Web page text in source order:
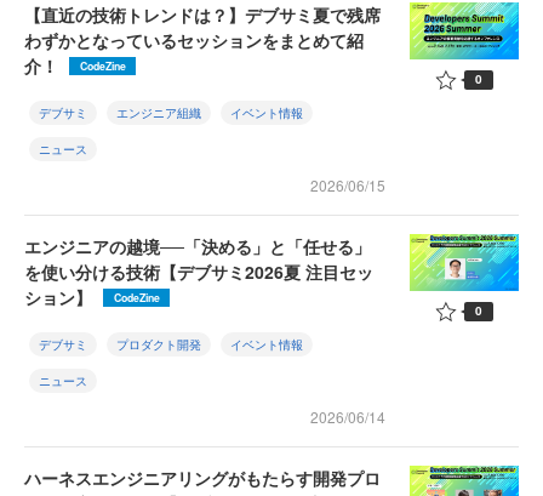
【直近の技術トレンドは？】デブサミ夏で残席
わずかとなっているセッションをまとめて紹
介！
CodeZine
デブサミ エンジニア組織 イベント情報
ニュース
2026/06/15
0
エンジニアの越境──「決める」と「任せる」
を使い分ける技術【デブサミ2026夏 注目セッ
ション】
CodeZine
デブサミ プロダクト開発 イベント情報
ニュース
2026/06/14
0
ハーネスエンジニアリングがもたらす開発プロ